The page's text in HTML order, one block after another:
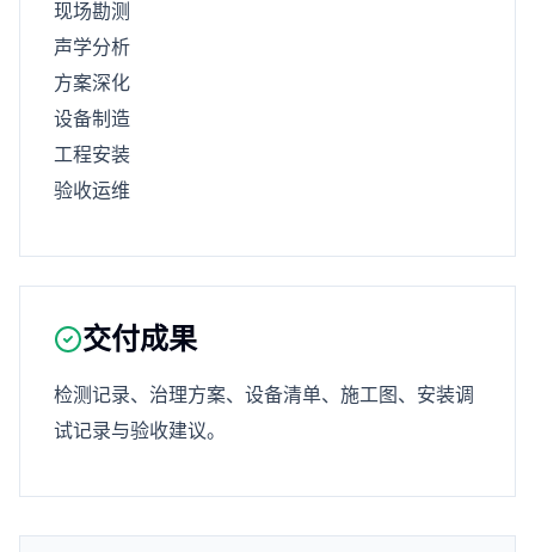
现场勘测
声学分析
方案深化
设备制造
工程安装
验收运维
交付成果
检测记录、治理方案、设备清单、施工图、安装调
试记录与验收建议。